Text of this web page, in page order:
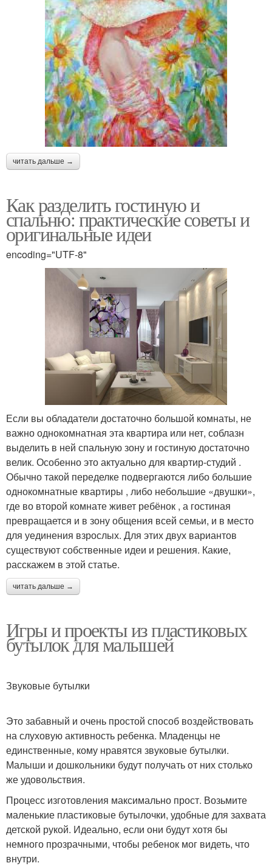
читать дальше →
Как разделить гостиную и
спальню: практические советы и
оригинальные идеи
encoding="UTF-8"
Если вы обладатели достаточно большой комнаты, не
важно однокомнатная эта квартира или нет, соблазн
выделить в ней спальную зону и гостиную достаточно
велик. Особенно это актуально для квартир-студий .
Обычно такой переделке подвергаются либо большие
однокомнатные квартиры , либо небольшие «двушки»,
где во второй комнате живет ребёнок , а гостиная
превращается и в зону общения всей семьи, и в место
для уединения взрослых. Для этих двух вариантов
существуют собственные идеи и решения. Какие,
расскажем в этой статье.
читать дальше →
Игры и проекты из пластиковых
бутылок для малышей
Звуковые бутылки
Это забавный и очень простой способ воздействовать
на слуховую активность ребенка. Младенцы не
единственные, кому нравятся звуковые бутылки.
Малыши и дошкольники будут получать от них столько
же удовольствия.
Процесс изготовления максимально прост. Возьмите
маленькие пластиковые бутылочки, удобные для захвата
детской рукой. Идеально, если они будут хотя бы
немного прозрачными, чтобы ребенок мог видеть, что
внутри.